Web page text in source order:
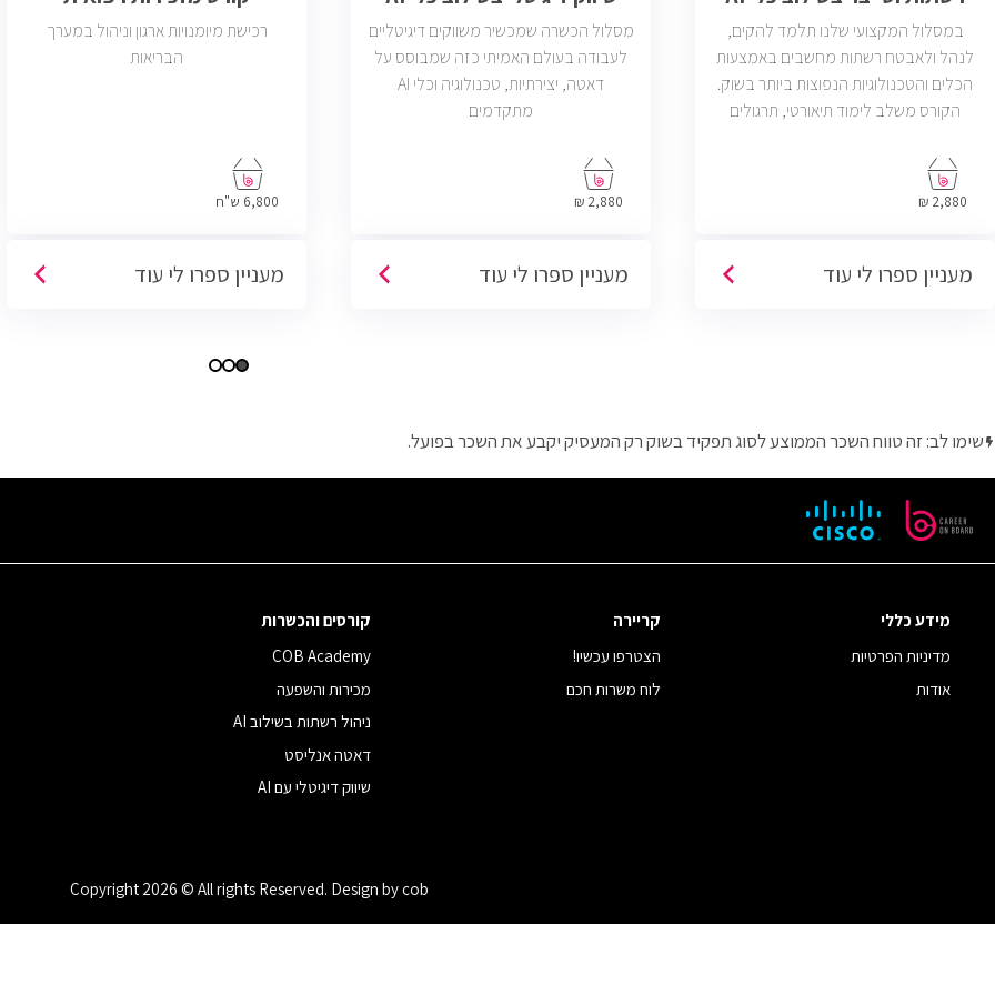
במסלול המקצועי שלנו תלמד להקים,
לנהל ולאבטח רשתות מחשבים באמצעות
הכלים והטכנולוגיות הנפוצות ביותר בשוק.
הקורס משלב לימוד תיאורטי, תרגולים
שתוכל להתחיל לעבוד במשרות בתחום ה-
IT, Helpdesk, System, Network ו-Cyber.
2,880 ₪
מעניין ספרו לי עוד
מסלול הכשרה שמכשיר משווקים דיגיטליים
לעבודה בעולם האמיתי כזה שמבוסס על
דאטה, יצירתיות, טכנולוגיה וכלי AI
מתקדמים
2,880 ₪
מעניין ספרו לי עוד
רכישת מיומנויות ארגון וניהול במערך
הבריאות
6,800 ש"ח
מעניין ספרו לי עוד
שימו לב: זה טווח השכר הממוצע לסוג תפקיד בשוק רק המעסיק יקבע את השכר בפועל.
מידע כללי
מדיניות הפרטיות
אודות
קריירה
הצטרפו עכשיו!
לוח משרות חכם
קורסים והכשרות
COB Academy
מכירות והשפעה
ניהול רשתות בשילוב AI
דאטה אנליסט
שיווק דיגיטלי עם AI
Copyright 2026 © All rights Reserved. Design by cob